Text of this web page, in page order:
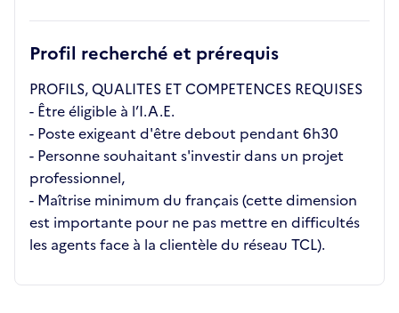
Profil recherché et prérequis
PROFILS, QUALITES ET COMPETENCES REQUISES
- Être éligible à l’I.A.E.
- Poste exigeant d'être debout pendant 6h30
- Personne souhaitant s'investir dans un projet
professionnel,
- Maîtrise minimum du français (cette dimension
est importante pour ne pas mettre en difficultés
les agents face à la clientèle du réseau TCL).